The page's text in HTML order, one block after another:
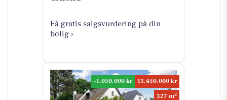
Få gratis salgsvurdering på din
bolig ›
-1.050.000 kr
13.450.000 kr
327 m2